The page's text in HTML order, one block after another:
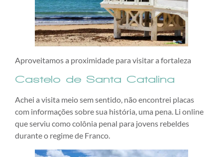
Aproveitamos a proximidade para visitar a fortaleza
Castelo de Santa Catalina
Achei a visita meio sem sentido, não encontrei placas
com informações sobre sua história, uma pena. Li online
que serviu como colônia penal para jovens rebeldes
durante o regime de Franco.